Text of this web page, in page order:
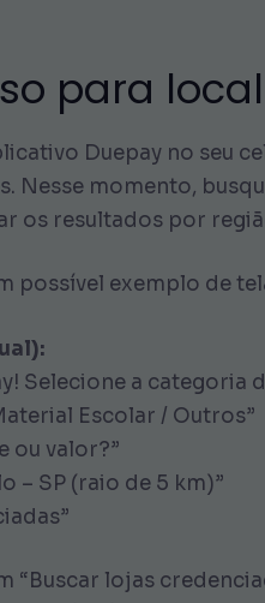
para
Duepay no seu
Nesse momento,
os resultados por
possível exemplo de
Selecione a categoria
Escolar / Outros”
ou valor?”
– SP (raio de 5 km)”
“Buscar lojas